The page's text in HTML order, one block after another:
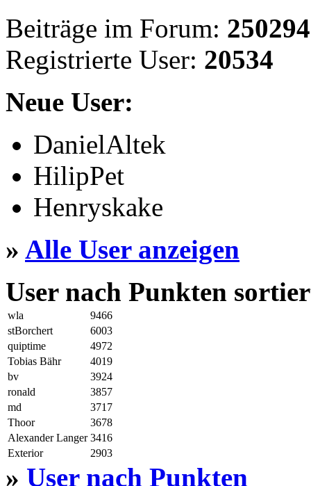
Beiträge im Forum: 250294
Registrierte User: 20534
Neue User:
DanielAltek
HilipPet
Henryskake
» Alle User anzeigen
User nach Punkten
wla
9466
stBorchert
6003
quiptime
4972
Tobias Bähr
4019
bv
3924
ronald
3857
md
3717
Thoor
3678
Alexander Langer 3416
Exterior
2903
» User nach Punkten